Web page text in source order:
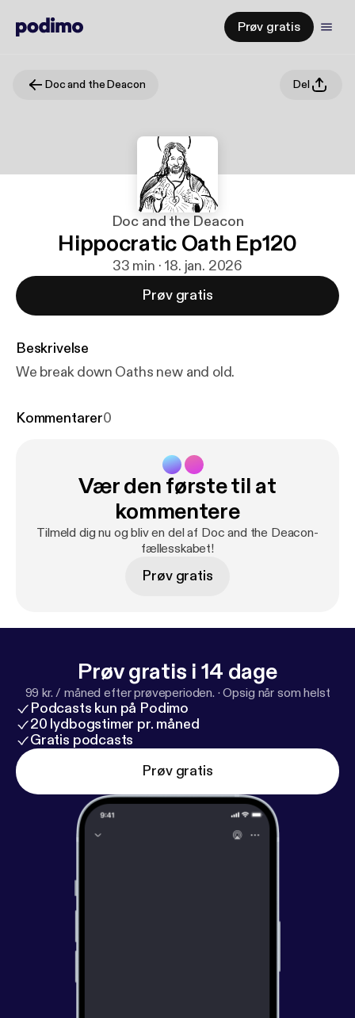
Prøv gratis
Doc and the Deacon Del
Doc and the Deacon
Hippocratic Oath Ep120
33 min · 18. jan. 2026
Prøv gratis
Beskrivelse
We break down Oaths new and old.
Kommentarer0
Vær den første til at
kommentere
Tilmeld dig nu og bliv en del af Doc and the Deacon-
fællesskabet!
Prøv gratis
Prøv gratis i 14 dage
99 kr. / måned efter prøveperioden. ·Opsig når som helst
Podcasts kun på Podimo
20 lydbogstimer pr. måned
Gratis podcasts
Prøv gratis